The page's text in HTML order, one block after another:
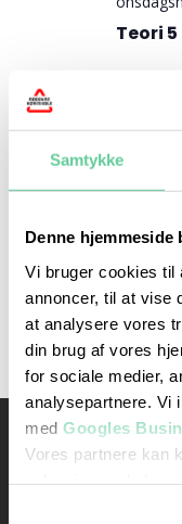
Samtykke
Denne hjemmeside
Vi bruger cookies til
annoncer, til at vise
at analysere vores
din brug af vores
for sociale medier,
analysepartnere. Vi
med Googles
Vores partnere kan
Teori
Forrige dag
Kontakt os
Rødovre